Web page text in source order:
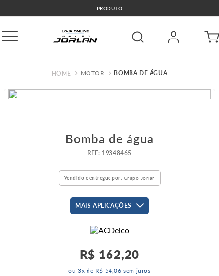
PRODUTO
MOTOR BOMBA DE ÁGUA
Bomba de água
: 19348465
Vendido e entregue por: Grupo Jorlan
MAIS APLICAÇÕES
R$ 162,20
ou3x de R$ 54 ,06 sem juros